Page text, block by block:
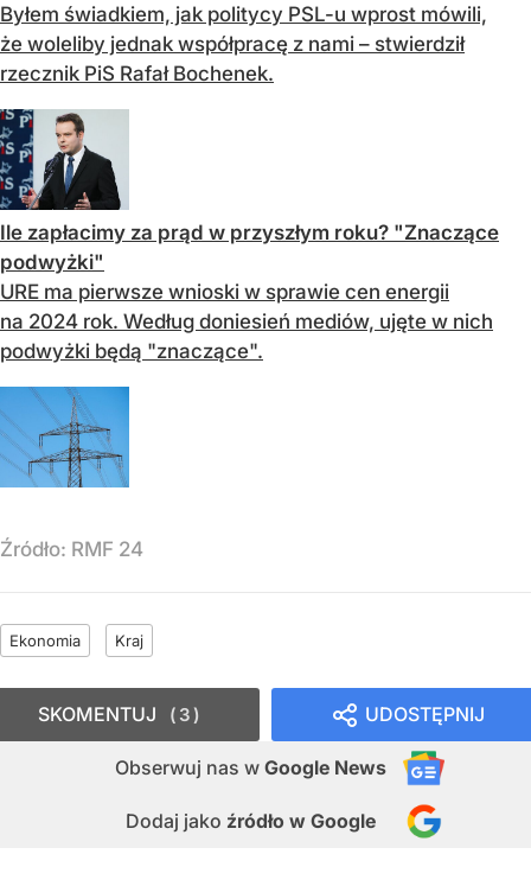
Byłem świadkiem, jak politycy PSL-u wprost mówili,
że woleliby jednak współpracę z nami – stwierdził
rzecznik PiS Rafał Bochenek.
Ile zapłacimy za prąd w przyszłym roku? "Znaczące
podwyżki"
URE ma pierwsze wnioski w sprawie cen energii
na 2024 rok. Według doniesień mediów, ujęte w nich
podwyżki będą "znaczące".
Źródło: RMF 24
Ekonomia Kraj
UDOSTĘPNIJ
Obserwuj nas w Google News
Dodaj jako źródło w Google
SKOMENTUJ 3